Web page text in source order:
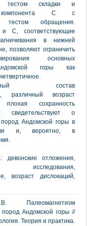
тестом складки и
компонента С с
тестом обращения.
С, соответствующие
в нижней
позволяют ограничить
основных
горы как
состав
различный возраст
сохранность
свидетельствуют о
Андомской горы в
и, вероятно, в
девонские отложения,
исследования,
возраст дислокаций,
Палеомагнетизм
пород Андомской горы //
Теория и практика.